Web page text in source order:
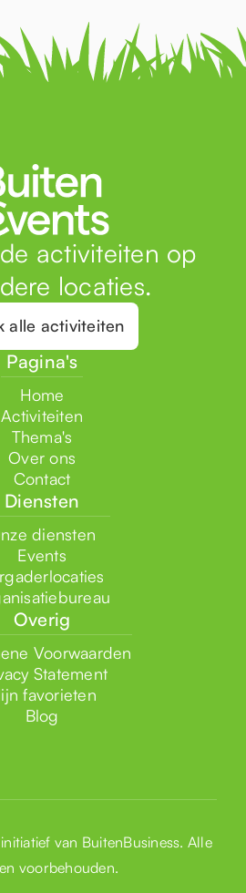
activiteiten op
locaties.
alle activiteiten
Pagina's
Home
Activiteiten
Thema's
Over ons
Contact
Diensten
diensten
Events
Overig
Voorwaarden
Statement
favorieten
Blog
van BuitenBusiness. Alle
voorbehouden.